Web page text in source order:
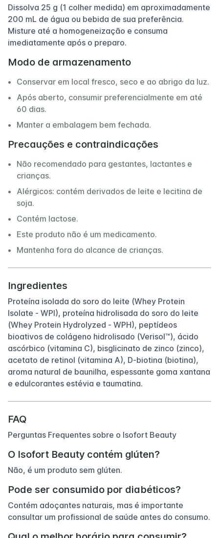
Dissolva 25 g (1 colher medida) em aproximadamente
200 mL de água ou bebida de sua preferência.
Misture até a homogeneização e consuma
imediatamente após o preparo.
Modo de armazenamento
Conservar em local fresco, seco e ao abrigo da luz.
Após aberto, consumir preferencialmente em até
60 dias.
Manter a embalagem bem fechada.
Precauções e contraindicações
Não recomendado para gestantes, lactantes e
crianças.
Alérgicos: contém derivados de leite e lecitina de
soja.
Contém lactose.
Este produto não é um medicamento.
Mantenha fora do alcance de crianças.
Ingredientes
Proteína isolada do soro do leite (Whey Protein
Isolate - WPI), proteína hidrolisada do soro do leite
(Whey Protein Hydrolyzed - WPH), peptídeos
bioativos de colágeno hidrolisado (Verisol™), ácido
ascórbico (vitamina C), bisglicinato de zinco (zinco),
acetato de retinol (vitamina A), D-biotina (biotina),
aroma natural de baunilha, espessante goma xantana
e edulcorantes estévia e taumatina.
FAQ
Perguntas Frequentes sobre o Isofort Beauty
O Isofort Beauty contém glúten?
Não, é um produto sem glúten.
Pode ser consumido por diabéticos?
Contém adoçantes naturais, mas é importante
consultar um profissional de saúde antes do consumo.